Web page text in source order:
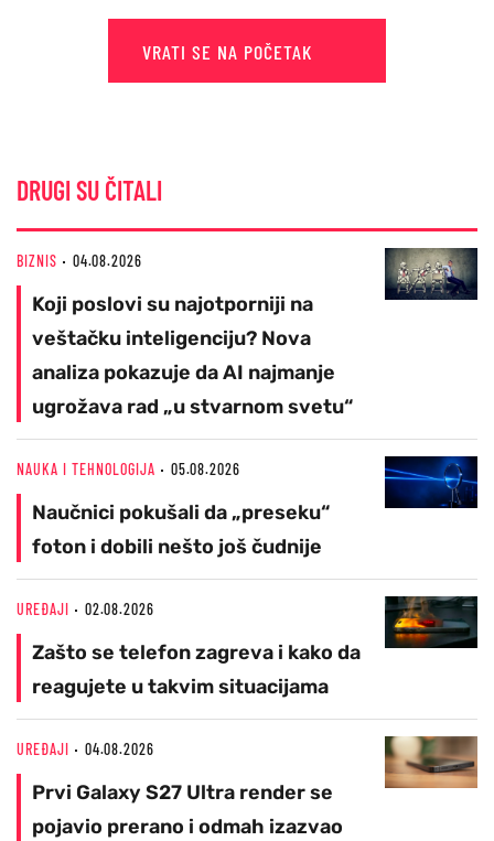
VRATI SE NA POČETAK
DRUGI SU ČITALI
BIZNIS 04.08.2026
Koji poslovi su najotporniji na
veštačku inteligenciju? Nova
analiza pokazuje da AI najmanje
ugrožava rad „u stvarnom svetu“
NAUKA I TEHNOLOGIJA 05.08.2026
Naučnici pokušali da „preseku“
foton i dobili nešto još čudnije
UREĐAJI 02.08.2026
Zašto se telefon zagreva i kako da
reagujete u takvim situacijama
UREĐAJI 04.08.2026
Prvi Galaxy S27 Ultra render se
pojavio prerano i odmah izazvao